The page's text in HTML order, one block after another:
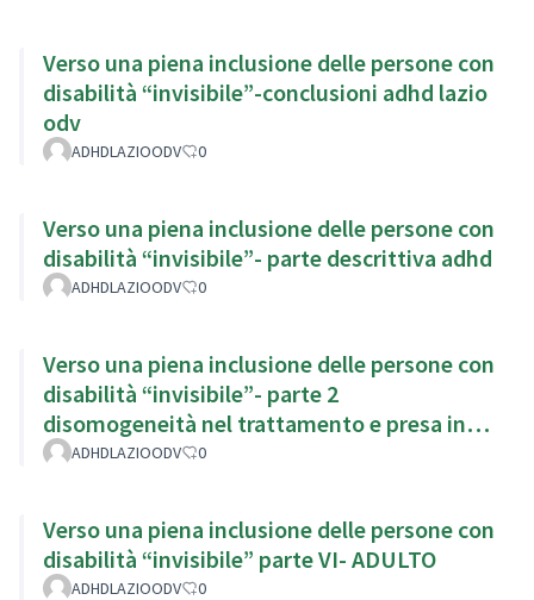
Verso una piena inclusione delle persone con
disabilità “invisibile”-conclusioni adhd lazio
odv
ADHDLAZIOODV 0
Verso una piena inclusione delle persone con
disabilità “invisibile”- parte descrittiva adhd
ADHDLAZIOODV 0
Verso una piena inclusione delle persone con
disabilità “invisibile”- parte 2
disomogeneità nel trattamento e presa in
caricoADHDLAZIOODV 0
Verso una piena inclusione delle persone con
disabilità “invisibile” parte VI- ADULTO
ADHDLAZIOODV 0